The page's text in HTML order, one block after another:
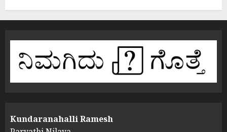
Kundaranahalli Ramesh